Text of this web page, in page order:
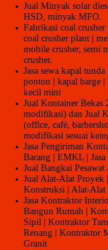
Jual Minyak solar
HSD, minyak MFO.
Fabrikasi coal
coal crusher plant |
mobile crusher, semi
crusher.
Jasa sewa kapal
ponton | kapal barge
kecil mini
Jual Kontainer Bekas
modifikasi) dan Jual
(office, café,
modifikasi sesuai
Jasa Pengiriman
Barang | EMKL |
Jual Bangkai Pesawat
Jual Alat-Alat
Konstruksi | Alat-Alat
Jasa Kontraktor
Bangun Rumah |
Sipil | Kontraktor
Renang | Kontraktor
Granit